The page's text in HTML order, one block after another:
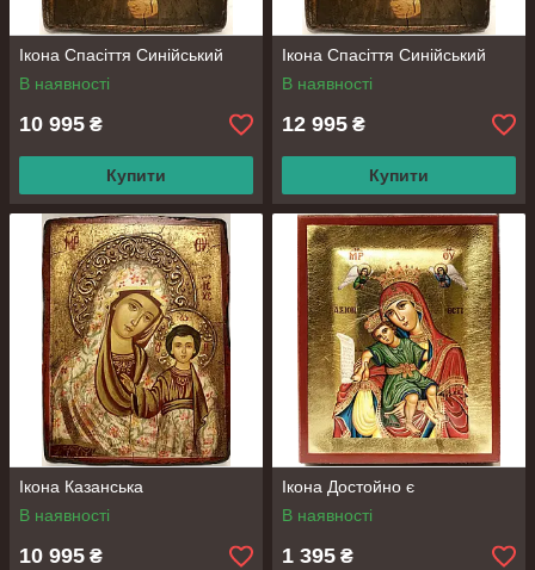
Киеве, возле станции метро
«Золотые Ворота».
других местах, что позволяет
поддерживать лучшие цены.
Выбрать из ассортимента
Приступим к оформлению заказа
⒈
телефону.
Ікона Спасіття Синійський
В наявності
10 995 ₴
Купити
Ікона Спасіття Синійський
В наявності
12 995 ₴
Купити
Ікона Казанська
В наявності
10 995 ₴
Ікона Достойно є
В наявності
1 395 ₴